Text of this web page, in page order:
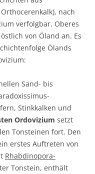
nach
verfolgbar. Oberes
von Öland an. Es
Ölands
Sand- bis
Stinkkalken und
Ordovizium setzt
Tonsteinen fort. Den
erstes Auftreten von
Rhabdinopora-
Tonstein, enthält